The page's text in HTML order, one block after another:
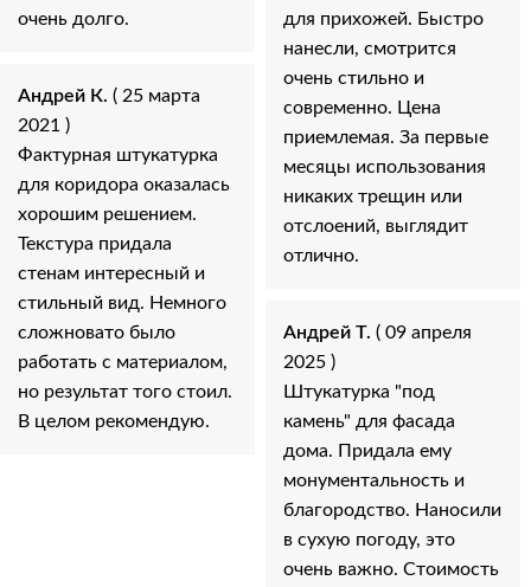
очень долго.
Андрей К. ( 25 марта
2021 )
Фактурная штукатурка
для коридора оказалась
хорошим решением.
Текстура придала
стенам интересный и
стильный вид. Немного
сложновато было
работать с материалом,
но результат того стоил.
В целом рекомендую.
для прихожей. Быстро
нанесли, смотрится
очень стильно и
современно. Цена
приемлемая. За первые
месяцы использования
никаких трещин или
отслоений, выглядит
отлично.
Андрей Т. ( 09 апреля
2025 )
Штукатурка "под
камень" для фасада
дома. Придала ему
монументальность и
благородство. Наносили
в сухую погоду, это
очень важно. Стоимость